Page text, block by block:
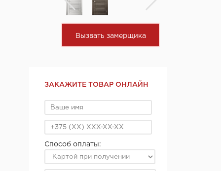
Вызвать замерщика
ЗАКАЖИТЕ ТОВАР ОНЛАЙН
Способ оплаты: